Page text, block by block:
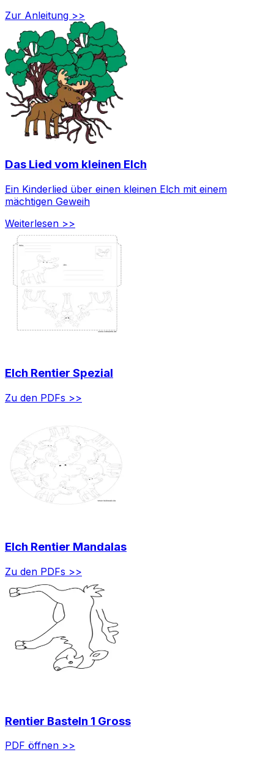
Zur Anleitung >>
Das Lied vom kleinen Elch
Ein Kinderlied über einen kleinen Elch mit einem
mächtigen Geweih
Weiterlesen >>
Elch Rentier Spezial
Zu den PDFs >>
Elch Rentier Mandalas
Zu den PDFs >>
Rentier Basteln 1 Gross
PDF öffnen >>